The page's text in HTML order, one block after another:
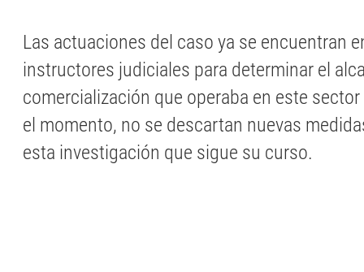
Las actuaciones del caso ya se encuentran
instructores judiciales para determinar el
comercialización que operaba en este
el momento, no se descartan nuevas
esta investigación que sigue su curso.